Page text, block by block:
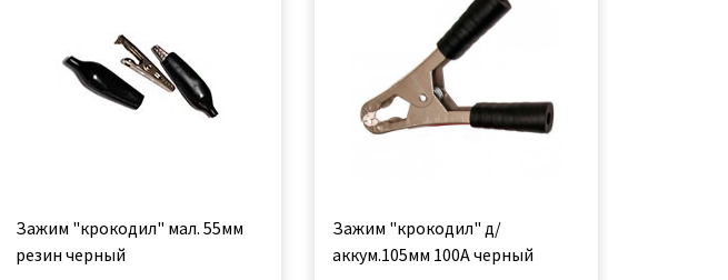
Зажим "крокодил" мал. 55мм
резин черный
Зажим "крокодил" д/
аккум.105мм 100А черный